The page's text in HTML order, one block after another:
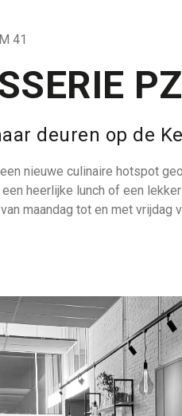
41
deuren op de
nieuwe culinaire hotspot
heerlijke lunch of een
maandag tot en met vrijdag